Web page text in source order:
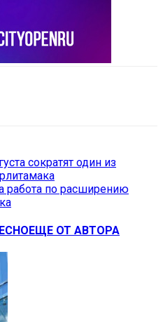
сократят один из
работа по расширению
ЕЩЕ ОТ АВТОРА